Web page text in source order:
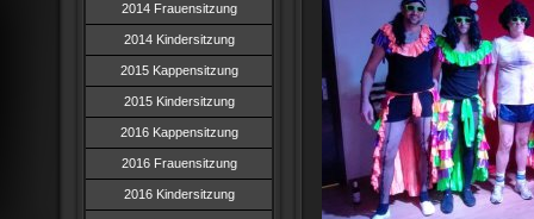
2014 Frauensitzung
2014 Kindersitzung
2015 Kappensitzung
2015 Kindersitzung
2016 Kappensitzung
2016 Frauensitzung
2016 Kindersitzung